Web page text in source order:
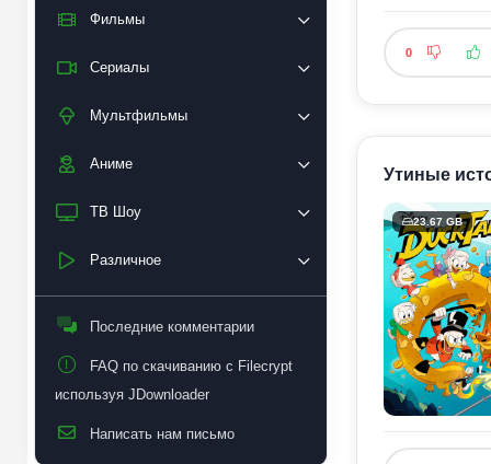
Фильмы
Сериалы
Мультфильмы
Аниме
ТВ Шоу
Различное
Последние комментарии
FAQ по скачиванию с Filecrypt
используя JDownloader
Написать нам письмо
0
Утиные
23.67 GB